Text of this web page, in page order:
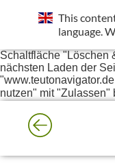
um bessere
Einstellungen -
Schaltfläche "Löschen
nächsten Laden der
nutzen" mit "Zulassen"
This
language.